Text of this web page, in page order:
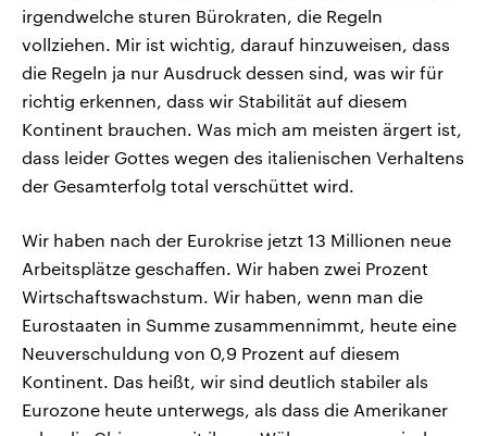
irgendwelche sturen Bürokraten, die Regeln
vollziehen. Mir ist wichtig, darauf hinzuweisen, dass
die Regeln ja nur Ausdruck dessen sind, was wir für
richtig erkennen, dass wir Stabilität auf diesem
Kontinent brauchen. Was mich am meisten ärgert ist,
dass leider Gottes wegen des italienischen Verhaltens
der Gesamterfolg total verschüttet wird.
Wir haben nach der Eurokrise jetzt 13 Millionen neue
Arbeitsplätze geschaffen. Wir haben zwei Prozent
Wirtschaftswachstum. Wir haben, wenn man die
Eurostaaten in Summe zusammennimmt, heute eine
Neuverschuldung von 0,9 Prozent auf diesem
Kontinent. Das heißt, wir sind deutlich stabiler als
Eurozone heute unterwegs, als dass die Amerikaner